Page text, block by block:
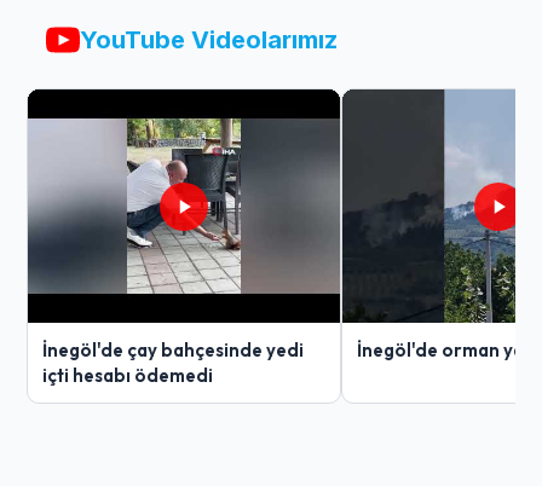
YouTube Videolarımız
İnegöl'de çay bahçesinde yedi
içti hesabı ödemedi
İnegöl'de orman